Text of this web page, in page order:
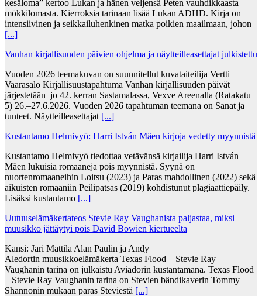
kesäloma” kertoo Lukan ja hänen veljensä Peten vauhdikkaasta
mökkilomasta. Kierroksia tarinaan lisää Lukan ADHD. Kirja on
intensiivinen ja seikkailuhenkinen matka poikien maailmaan, johon
[...]
Vanhan kirjallisuuden päivien ohjelma ja näytteilleasettajat julkistettu
Vuoden 2026 teemakuvan on suunnitellut kuvataiteilija Vertti
Vaarasalo Kirjallisuustapahtuma Vanhan kirjallisuuden päivät
järjestetään jo 42. kerran Sastamalassa, Vexve Areenalla (Ratakatu
5) 26.–27.6.2026. Vuoden 2026 tapahtuman teemana on Sanat ja
tunteet. Näytteilleasettajat [...]
Kustantamo Helmivyö: Harri István Mäen kirjoja vedetty myynnistä
Kustantamo Helmivyö tiedottaa vetävänsä kirjailija Harri István
Mäen lukuisia romaaneja pois myynnistä. Syynä on
nuortenromaaneihin Loitsu (2023) ja Paras mahdollinen (2022) sekä
aikuisten romaaniin Peilipatsas (2019) kohdistunut plagiaattiepäily.
Lisäksi kustantamo [...]
Uutuuselämäkertateos Stevie Ray Vaughanista paljastaa, miksi
muusikko jättäytyi pois David Bowien kiertueelta
Kansi: Jari Mattila Alan Paulin ja Andy
Aledortin muusikkoelämäkerta Texas Flood – Stevie Ray
Vaughanin tarina on julkaistu Aviadorin kustantamana. Texas Flood
– Stevie Ray Vaughanin tarina on Stevien bändikaverin Tommy
Shannonin mukaan paras Steviestä [...]